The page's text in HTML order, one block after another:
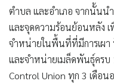
ตำบล และอำเภอ จากนั้น
และจุดความร้อนย้อนหลัง เ
จำหน่ายในพื้นที่ที่มีการเผ
และจำหน่ายเมล็ดพันธุ์ครบ
Control Union ทุก 3 เดือน